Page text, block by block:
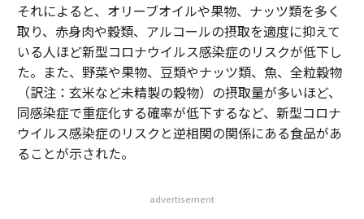
それによると、オリーブオイルや果物、ナッツ類を多く
取り、赤身肉や穀類、アルコールの摂取を適度に抑えて
いる人ほど新型コロナウイルス感染症のリスクが低下し
た。また、野菜や果物、豆類やナッツ類、魚、全粒穀物
（訳注：玄米など未精製の穀物）の摂取量が多いほど、
同感染症で重症化する確率が低下するなど、新型コロナ
ウイルス感染症のリスクと逆相関の関係にある食品があ
ることが示された。
advertisement